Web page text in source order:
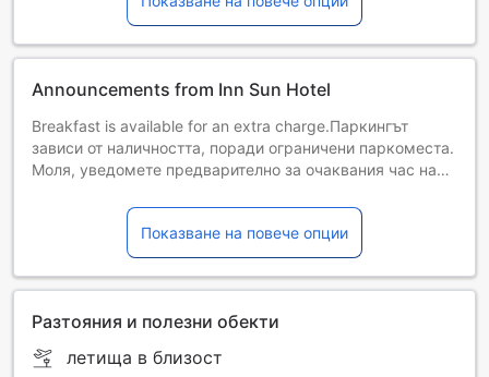
Announcements from Inn Sun Hotel
Breakfast is available for an extra charge.Паркингът
зависи от наличността, поради ограничени паркоместа.
Моля, уведомете предварително за очаквания час на
Показване на повече опции
Разтояния и полезни обекти
летища в близост